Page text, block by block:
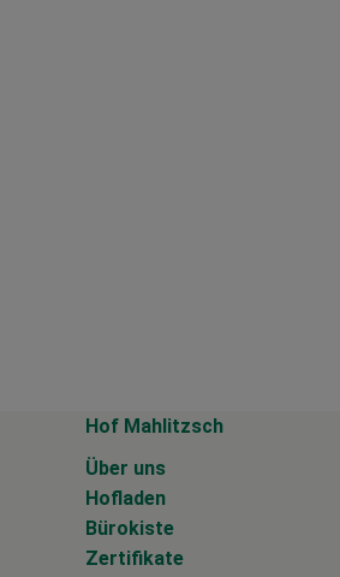
Hof Mahlitzsch
Über uns
Hofladen
Bürokiste
Zertifikate